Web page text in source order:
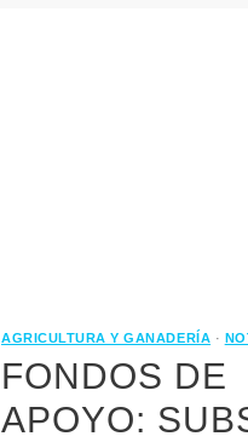
AGRICULTURA Y GANADERÍA ·
FONDOS DE
APOYO: